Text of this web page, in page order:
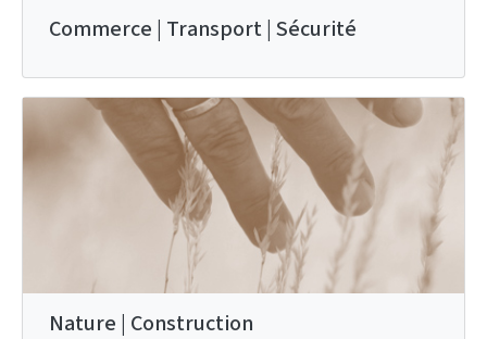
Commerce | Transport | Sécurité
Nature | Construction